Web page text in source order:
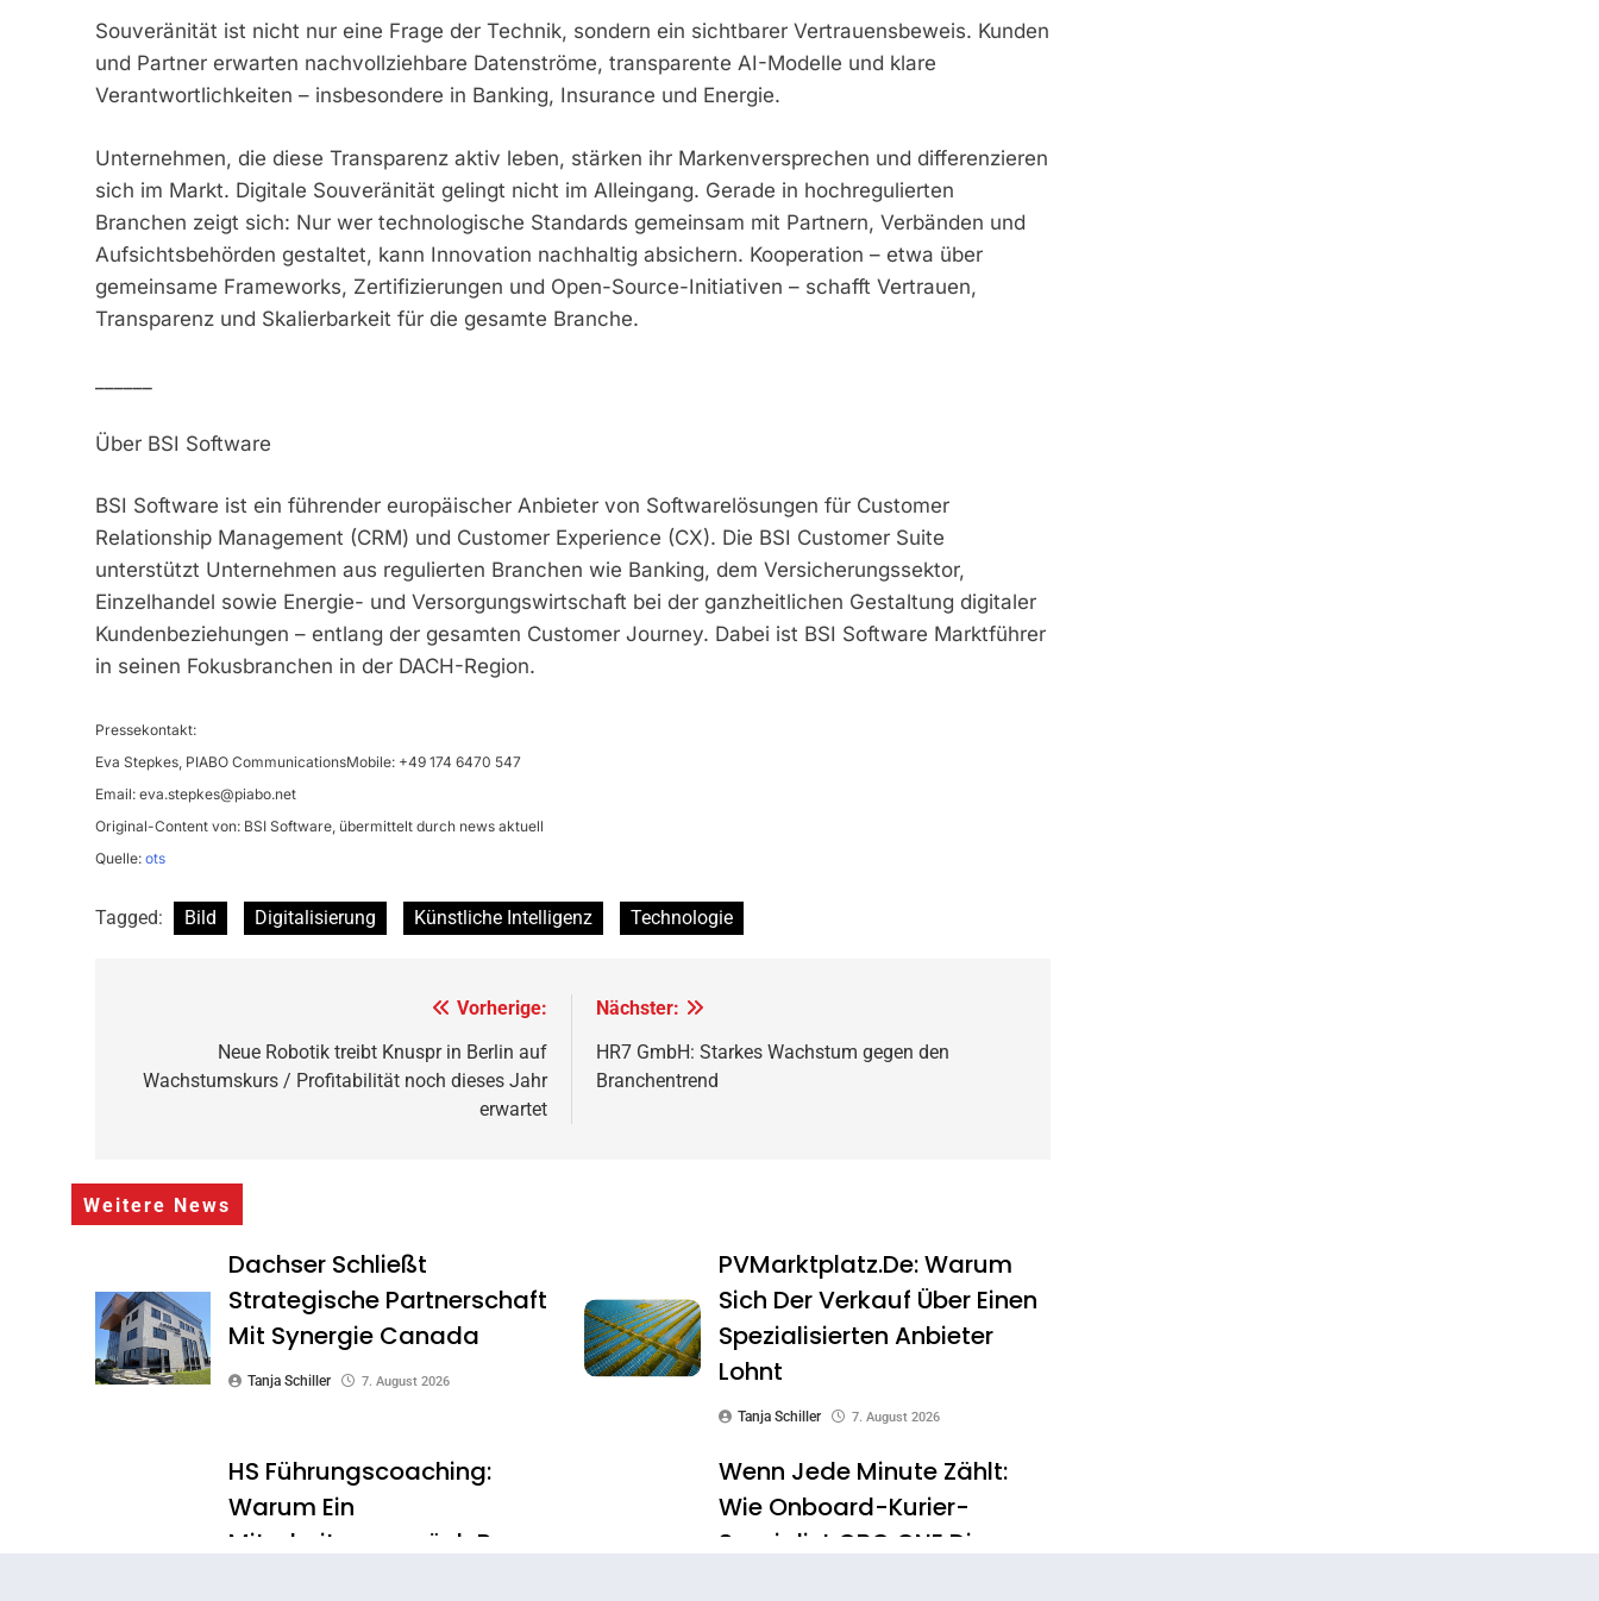
Souveränität ist nicht nur eine Frage der Technik, sondern ein sichtbarer Vertrauensbeweis. Kunden
und Partner erwarten nachvollziehbare Datenströme, transparente AI-Modelle und klare
Verantwortlichkeiten – insbesondere in Banking, Insurance und Energie.
Unternehmen, die diese Transparenz aktiv leben, stärken ihr Markenversprechen und differenzieren
sich im Markt. Digitale Souveränität gelingt nicht im Alleingang. Gerade in hochregulierten
Branchen zeigt sich: Nur wer technologische Standards gemeinsam mit Partnern, Verbänden und
Aufsichtsbehörden gestaltet, kann Innovation nachhaltig absichern. Kooperation – etwa über
gemeinsame Frameworks, Zertifizierungen und Open-Source-Initiativen – schafft Vertrauen,
Transparenz und Skalierbarkeit für die gesamte Branche.
Über BSI Software
BSI Software ist ein führender europäischer Anbieter von Softwarelösungen für Customer
Relationship Management (CRM) und Customer Experience (CX). Die BSI Customer Suite
unterstützt Unternehmen aus regulierten Branchen wie Banking, dem Versicherungssektor,
Einzelhandel sowie Energie- und Versorgungswirtschaft bei der ganzheitlichen Gestaltung digitaler
Kundenbeziehungen – entlang der gesamten Customer Journey. Dabei ist BSI Software Marktführer
in seinen Fokusbranchen in der DACH-Region.
Pressekontakt:
Eva Stepkes, PIABO CommunicationsMobile: +49 174 6470 547
Email: eva.stepkes@piabo.net
Original-Content von: BSI Software, übermittelt durch news aktuell
Quelle: ots
Tagged: Bild Digitalisierung Künstliche Intelligenz Technologie
Vorherige:
Neue Robotik treibt Knuspr in Berlin auf
Wachstumskurs / Profitabilität noch dieses Jahr
erwartet
Nächster:
HR7 GmbH: Starkes Wachstum gegen den
Branchentrend
Weitere News
Dachser Schließt
Strategische Partnerschaft
Mit Synergie Canada
Tanja Schiller 7. August 2026
PVMarktplatz.de: Warum
Sich Der Verkauf Über Einen
Spezialisierten Anbieter
Lohnt
Tanja Schiller 7. August 2026
HS Führungscoaching:
Warum Ein
Mitarbeitergespräch Pro
Wenn Jede Minute Zählt:
Wie Onboard-Kurier-
Spezialist OBC ONE Die